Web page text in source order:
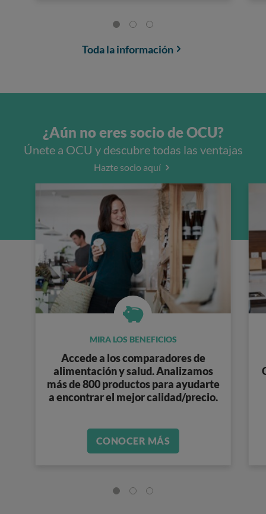
Toda la información
¿Aún no eres socio de OCU?
Únete a OCU y descubre todas las ventajas
Hazte socio aquí
MIRA LOS BENEFICIOS
Accede a loscomparadores de
alimentación y salud. Analizamos
más de 800 productospara ayudarte
a encontrar el mejor calidad/precio.
CONOCER MÁS